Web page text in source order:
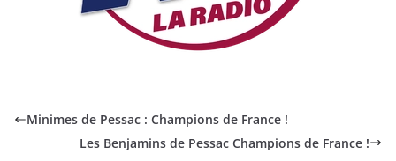
Minimes de Pessac : Champions de France !
Les Benjamins de Pessac Champions de France !